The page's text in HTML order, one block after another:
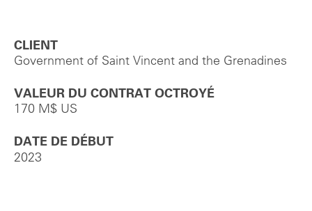
CLIENT
Government of Saint Vincent and the Grenadines
VALEUR DU CONTRAT OCTROYÉ
170 M$ US
DATE DE DÉBUT
2023